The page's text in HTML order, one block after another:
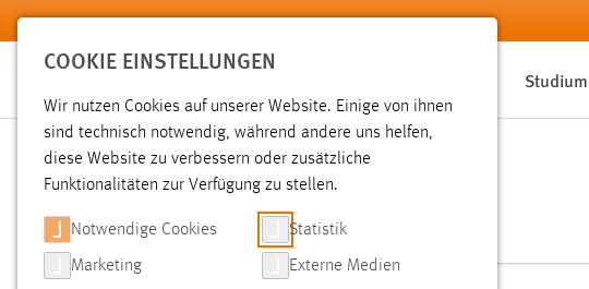
Zum Hauptinhalt springen
Studium
SUCHE
COOKIE EINSTELLUNGEN
Wir nutzen Cookies auf unserer Website. Einige von ihnen
sind technisch notwendig, während andere uns helfen,
diese Website zu verbessern oder zusätzliche
Funktionalitäten zur Verfügung zu stellen.
Notwendige Cookies Statistik
Marketing Externe Medien